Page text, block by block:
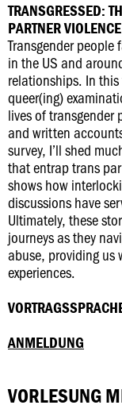
TRANSGRESSED:
PARTNER
Transgender
in the US and
relationships. In
queer(ing)
lives of transgender
and written
survey, I’ll shed
that entrap trans
shows how
discussions have
Ultimately, these
journeys as they
abuse, providing us
experiences.
ANMELDUNG
VORLESUNG